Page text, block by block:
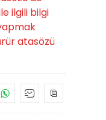
ilgili bilgi
atasözü